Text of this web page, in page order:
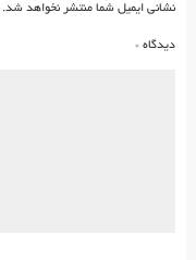
نشانی ایمیل شما منتشر نخواهد شد.
دیدگاه *